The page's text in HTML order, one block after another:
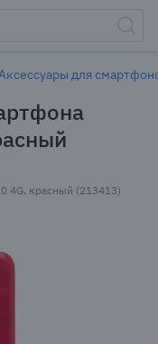
для
4G, красный (213413)